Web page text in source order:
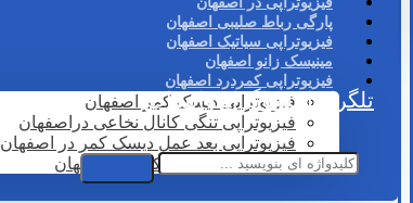
پارگی رباط صلیبی اصفهان
فیزیوتراپی سیاتیک اصفهان
مینیسک زانو اصفهان
فیزیوتراپی کمردرد اصفهان
فیزیوتراپی دیسک کمر اصفهان
فیزیوتراپی تنگی کانال نخاعی دراصفهان
فیزیوتراپی بعد عمل دیسک کمر در اصفهان
لیزر درمانی دیسک کمر در اصفهان
تلگرام اینستاگرام واتساپ